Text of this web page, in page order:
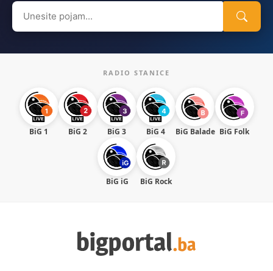
Search
for:
RADIO STANICE
BiG 1 BiG 2 BiG 3 BiG 4 BiG Balade BiG Folk
BiG iG BiG Rock